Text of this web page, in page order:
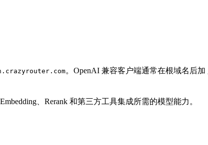
。OpenAI 兼容客户端通常在根域名后加
、Rerank 和第三方工具集成所需的模型能力。